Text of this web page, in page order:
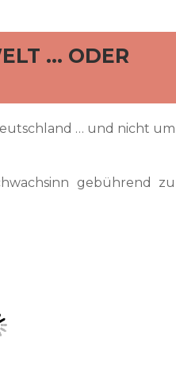
… ODER
… und nicht um
gebührend zu